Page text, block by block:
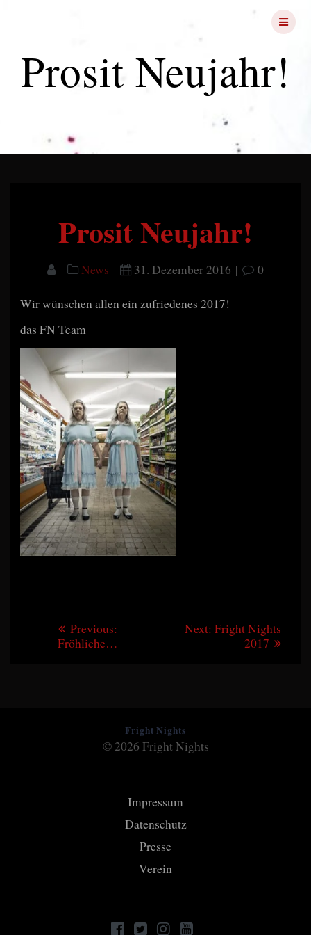
Prosit Neujahr!
Prosit Neujahr!
News 31. Dezember 2016 | 0
Wir wünschen allen ein zufriedenes 2017!
das FN Team
Beitragsnavigation
Previous:Previous
post:
Fröhliche…
Next: Next
Fright Nights
2017
Fright Nights
© 2026 Fright Nights
Impressum
Datenschutz
Presse
Verein